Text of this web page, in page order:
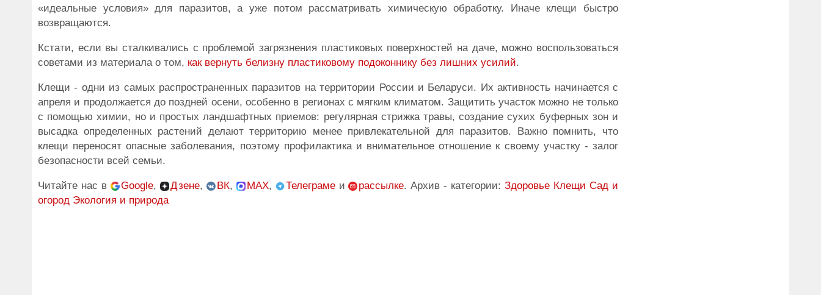
«идеальные условия» для паразитов, а уже потом рассматривать химическую обработку. Иначе клещи быстро
возвращаются.
Кстати, если вы сталкивались с проблемой загрязнения пластиковых поверхностей на даче, можно воспользоваться
советами из материала о том, как вернуть белизну пластиковому подоконнику без лишних усилий.
Клещи - одни из самых распространенных паразитов на территории России и Беларуси. Их активность начинается с
апреля и продолжается до поздней осени, особенно в регионах с мягким климатом. Защитить участок можно не только
с помощью химии, но и простых ландшафтных приемов: регулярная стрижка травы, создание сухих буферных зон и
высадка определенных растений делают территорию менее привлекательной для паразитов. Важно помнить, что
клещи переносят опасные заболевания, поэтому профилактика и внимательное отношение к своему участку - залог
безопасности всей семьи.
Читайте нас в Google, Дзене, ВК, MAX, Телеграмеи рассылке. Архив - категории:Здоровье Клещи Сад и
огород Экология и природа